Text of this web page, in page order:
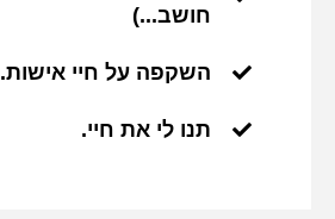
חושב...)
השקפה על חיי אישות.
תנו לי את חיי.